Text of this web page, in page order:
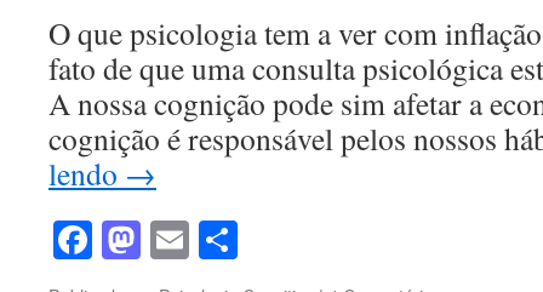
O que psicologia tem a ver com
fato de que uma consulta psicológica
A nossa cognição pode sim afetar a
cognição é responsável pelos nossos
lendo →
Facebook
Mastodon
Email